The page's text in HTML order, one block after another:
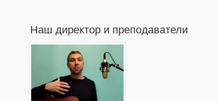
Наш директор и преподаватели